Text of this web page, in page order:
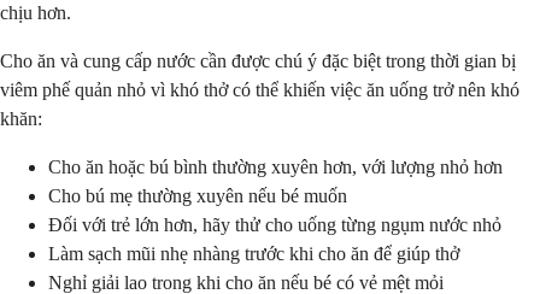
chịu hơn.
Cho ăn và cung cấp nước cần được chú ý đặc biệt trong thời gian bị
viêm phế quản nhỏ vì khó thở có thể khiến việc ăn uống trở nên khó
khăn:
Cho ăn hoặc bú bình thường xuyên hơn, với lượng nhỏ hơn
Cho bú mẹ thường xuyên nếu bé muốn
Đối với trẻ lớn hơn, hãy thử cho uống từng ngụm nước nhỏ
Làm sạch mũi nhẹ nhàng trước khi cho ăn để giúp thở
Nghỉ giải lao trong khi cho ăn nếu bé có vẻ mệt mỏi